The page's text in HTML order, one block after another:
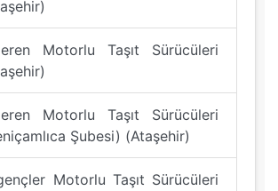
Motorlu Taşıt Sürücüleri
Motorlu Taşıt Sürücüleri
Şubesi) (Ataşehir)
Motorlu Taşıt Sürücüleri